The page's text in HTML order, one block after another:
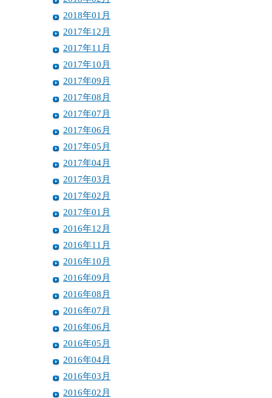
2018年01月
2017年12月
2017年11月
2017年10月
2017年09月
2017年08月
2017年07月
2017年06月
2017年05月
2017年04月
2017年03月
2017年02月
2017年01月
2016年12月
2016年11月
2016年10月
2016年09月
2016年08月
2016年07月
2016年06月
2016年05月
2016年04月
2016年03月
2016年02月